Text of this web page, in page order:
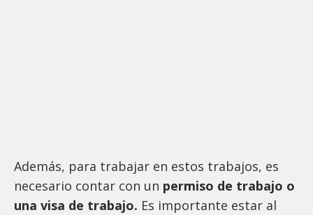
Además, para trabajar en estos trabajos, es
necesario contar con un permiso de trabajo o
una visa de trabajo. Es importante estar al